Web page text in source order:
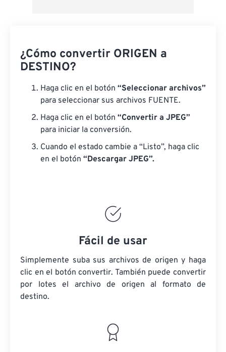
¿Cómo convertir ORIGEN a
DESTINO?
Haga clic en el botón “Seleccionar archivos”
para seleccionar sus archivos FUENTE.
Haga clic en el botón “Convertir a JPEG”
para iniciar la conversión.
Cuando el estado cambie a “Listo”, haga clic
en el botón “Descargar JPEG”.
Fácil de usar
Simplemente suba sus archivos de origen y haga
clic en el botón convertir. También puede convertir
por lotes el archivo de origen al formato de
destino.